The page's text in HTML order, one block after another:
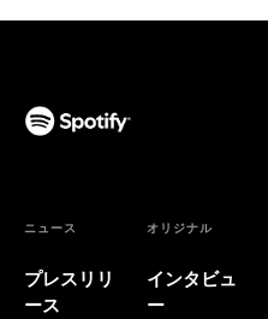
ニュース
プレスリリ
ース
オリジナル
インタビュ
ー